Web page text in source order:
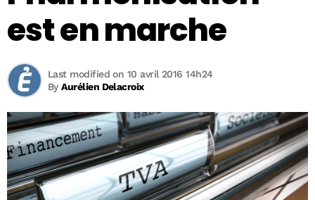
est en marche
ByAurélien Delacroix
Last modified on 10 avril 2016 14h24